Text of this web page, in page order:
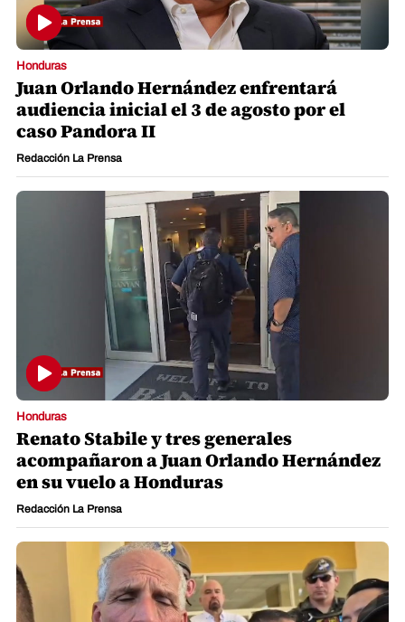
Honduras
Juan Orlando Hernández enfrentará
audiencia inicial el 3 de agosto por el
caso Pandora II
Redacción La Prensa
Honduras
Renato Stabile y tres generales
acompañaron a Juan Orlando Hernández
en su vuelo a Honduras
Redacción La Prensa